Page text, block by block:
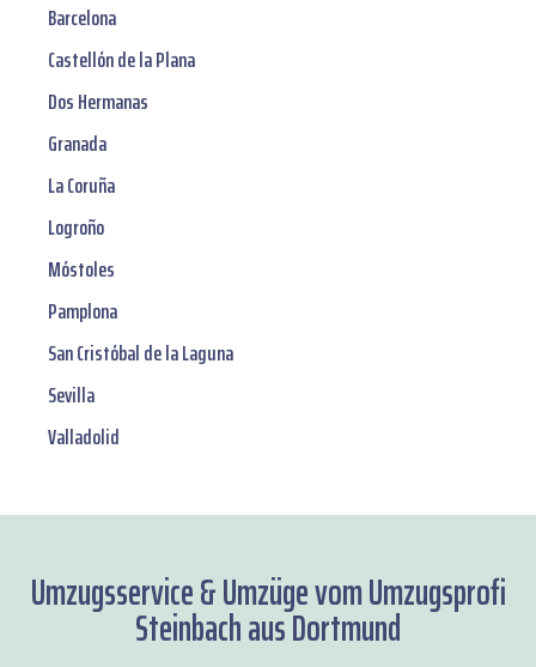
Barcelona
Castellón de la Plana
Dos Hermanas
Granada
La Coruña
Logroño
Móstoles
Pamplona
San Cristóbal de la Laguna
Sevilla
Valladolid
Umzugsservice & Umzüge vom Umzugsprofi
Steinbach aus Dortmund